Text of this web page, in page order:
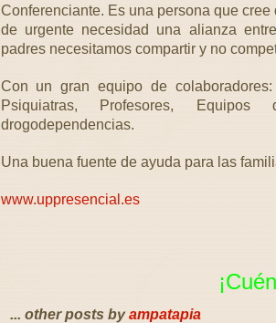
Conferenciante. Es una persona que
de urgente necesidad una alianza
padres necesitamos compartir y no
Con un gran equipo de
Psiquiatras, Profesores,
drogodependencias.
Una buena fuente de ayuda para las
www.uppresencial.es
... other posts byampatapia